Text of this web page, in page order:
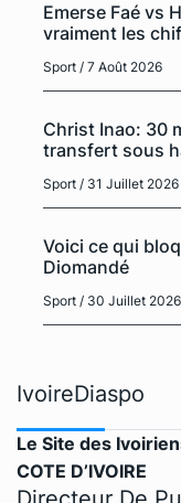
Emerse Faé vs
vraiment les
Sport / 7 Août 2026
Christ Inao: 30
transfert sous
Sport / 31 Juillet 2026
Voici ce qui
Diomandé
Sport / 30 Juillet 2026
IvoireDiaspo
Le Site des
COTE D’IVOIRE